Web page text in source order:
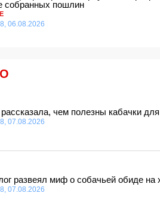
собранных пошлин
06.08.2026
чем полезны кабачки
07.08.2026
развеял миф о собачьей обиде
07.08.2026